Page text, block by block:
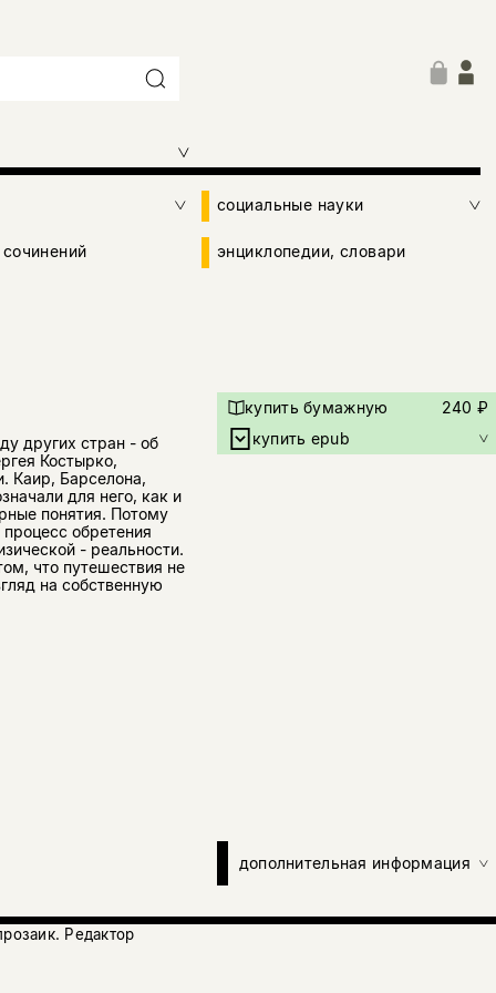
социальные науки
энциклопедии, словари
других стран - об
Костырко,
Каир, Барселона,
для него, как и
понятия. Потому
обретения
- реальности.
что путешествия не
на собственную
купить бумажную
240 ₽
купить epub
дополнительная информация
Редактор